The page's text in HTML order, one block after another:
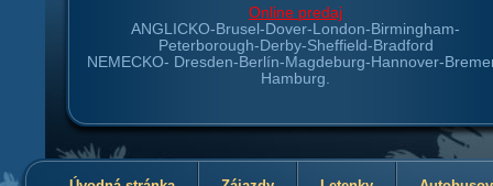
Online predaj
ANGLICKO- Brusel-Dover-London-Birmingham-
Peterborough-Derby-Sheffield-Bradford
NEMECKO- Dresden-Berlín-Magdeburg-Hannover-
Hamburg.